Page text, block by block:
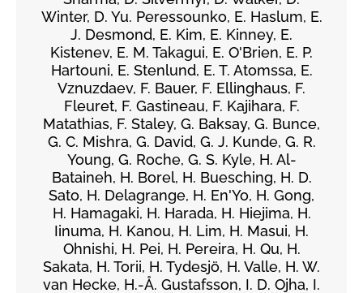
Winter, D. Yu. Peressounko, E. Haslum, E.
J. Desmond, E. Kim, E. Kinney, E.
Kistenev, E. M. Takagui, E. O'Brien, E. P.
Hartouni, E. Stenlund, E. T. Atomssa, E.
Vznuzdaev, F. Bauer, F. Ellinghaus, F.
Fleuret, F. Gastineau, F. Kajihara, F.
Matathias, F. Staley, G. Baksay, G. Bunce,
G. C. Mishra, G. David, G. J. Kunde, G. R.
Young, G. Roche, G. S. Kyle, H. Al-
Bataineh, H. Borel, H. Buesching, H. D.
Sato, H. Delagrange, H. En'Yo, H. Gong,
H. Hamagaki, H. Harada, H. Hiejima, H.
Iinuma, H. Kanou, H. Lim, H. Masui, H.
Ohnishi, H. Pei, H. Pereira, H. Qu, H.
Sakata, H. Torii, H. Tydesjö, H. Valle, H. W.
van Hecke, H.-Å. Gustafsson, I. D. Ojha, I.